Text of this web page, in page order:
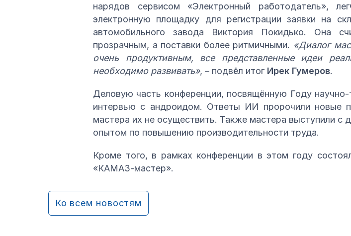
нарядов сервисом «Электронный работодатель»,
электронную площадку для регистрации заявки на
автомобильного завода Виктория Покидько. Она
прозрачным, а поставки более ритмичными. «Диалог
очень продуктивным, все представленные идеи
необходимо развивать», – подвёл итог Ирек Гумеров.
Деловую часть конференции, посвящённую Году научно-
интервью с андроидом. Ответы ИИ пророчили новые
мастера их не осуществить. Также мастера выступили с
опытом по повышению производительности труда.
Кроме того, в рамках конференции в этом году
«КАМАЗ-мастер».
Ко всем новостям